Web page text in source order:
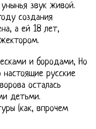
звук живой.
создания
а ей 18 лет,
и бородами, Но
русские
осталась
детьми.
(как, впрочем